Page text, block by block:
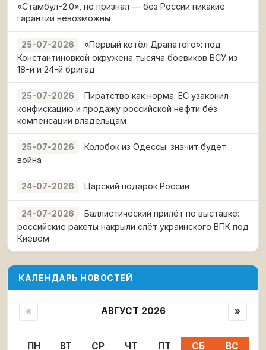
«Стамбул-2.0», но признал — без России никакие
гарантии невозможны
25-07-2026
«Первый котёл Драпатого»: под
Константиновкой окружена тысяча боевиков ВСУ из
18-й и 24-й бригад
25-07-2026
Пиратство как норма: ЕС узаконил
конфискацию и продажу российской нефти без
компенсации владельцам
25-07-2026
Колобок из Одессы: значит будет
война
24-07-2026 Царский подарок России
24-07-2026
Баллистический прилёт по выставке:
российские ракеты накрыли слёт украинского ВПК под
Киевом
КАЛЕНДАРЬ НОВОСТЕЙ
« АВГУСТ 2026 »
ПН ВТ СР ЧТ ПТ СБ
ВС